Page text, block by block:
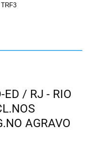
TRF3
ED / RJ - RIO
AGRAVO